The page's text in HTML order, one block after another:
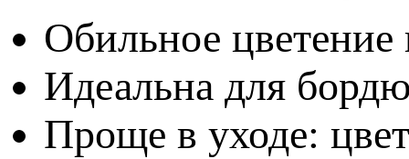
Обильное цветение
Идеальна для
Проще в уходе: